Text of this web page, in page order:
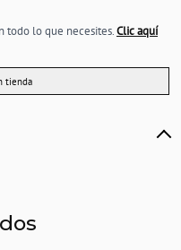
todo lo que necesites.Clic aquí
tienda